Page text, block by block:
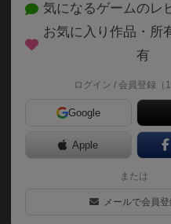
20～40分
ゲームマーケット大賞2018作品
100円コンポーネントだけつくっ
ナーの方はゲーマーが唸るシス
必ずやるべきゲーム！ 日本を舞台
与儀 新一（Shinichi Yogi）
気になるゲームのレ
お気に入り作品・所
有
ログイン / 会員登録（
Google
Apple
または
メールで会員登